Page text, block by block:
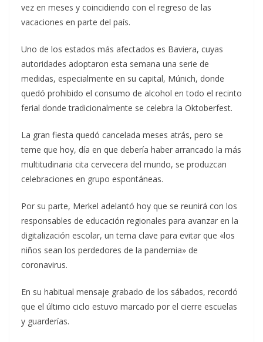
vez en meses y coincidiendo con el regreso de las
vacaciones en parte del país.
Uno de los estados más afectados es Baviera, cuyas
autoridades adoptaron esta semana una serie de
medidas, especialmente en su capital, Múnich, donde
quedó prohibido el consumo de alcohol en todo el recinto
ferial donde tradicionalmente se celebra la Oktoberfest.
La gran fiesta quedó cancelada meses atrás, pero se
teme que hoy, día en que debería haber arrancado la más
multitudinaria cita cervecera del mundo, se produzcan
celebraciones en grupo espontáneas.
Por su parte, Merkel adelantó hoy que se reunirá con los
responsables de educación regionales para avanzar en la
digitalización escolar, un tema clave para evitar que «los
niños sean los perdedores de la pandemia» de
coronavirus.
En su habitual mensaje grabado de los sábados, recordó
que el último ciclo estuvo marcado por el cierre escuelas
y guarderías.